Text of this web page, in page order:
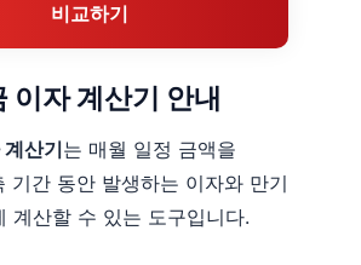
비교하기
이자 계산기 안내
산기는 매월 일정 금액을
기간 동안 발생하는 이자와 만기
계산할 수 있는 도구입니다.